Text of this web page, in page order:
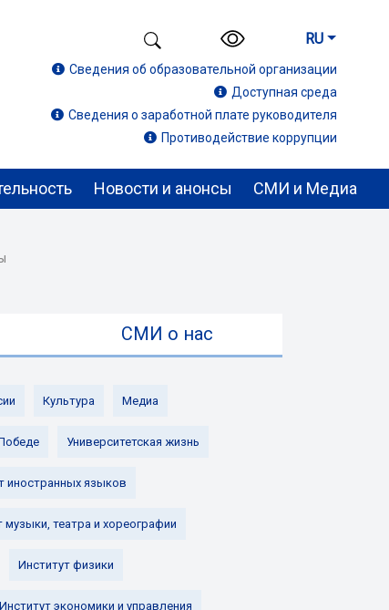
RU
Сведения об образовательной организации
Доступная среда
Сведения о заработной плате руководителя
Противодействие коррупции
Новости и анонсы СМИ и Медиа
СМИ о нас
Культура Медиа
Университетская жизнь
иностранных языков
музыки, театра и хореографии
Институт физики
Институт экономики и управления